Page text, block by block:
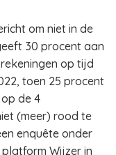
om niet in de
30 procent aan
op tijd
toen 25 procent
de 4
(meer) rood te
enquête onder
Wijzer in